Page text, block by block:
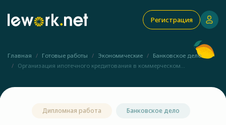
Регистрация
Главная Готовые работы Экономические
Банковское дело
Организация ипотечного кредитования в коммерческом...
Дипломная работа Банковское дело